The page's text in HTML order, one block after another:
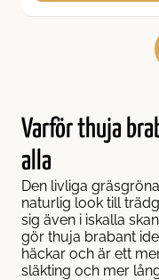
Varför thuja
alla
Den livliga
naturlig look till
sig även i iskalla
gör thuja brabant
häckar och är ett
släkting och mer